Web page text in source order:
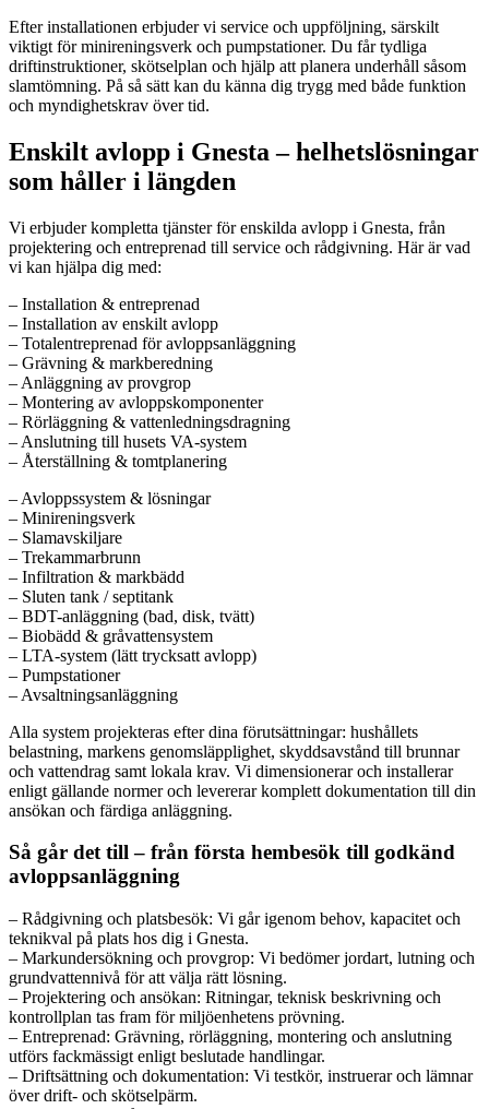
Efter installationen erbjuder vi service och uppföljning, särskilt
viktigt för minireningsverk och pumpstationer. Du får tydliga
driftinstruktioner, skötselplan och hjälp att planera underhåll såsom
slamtömning. På så sätt kan du känna dig trygg med både funktion
och myndighetskrav över tid.
Enskilt avlopp i Gnesta – helhetslösningar
som håller i längden
Vi erbjuder kompletta tjänster för enskilda avlopp i Gnesta, från
projektering och entreprenad till service och rådgivning. Här är vad
vi kan hjälpa dig med:
– Installation & entreprenad
– Installation av enskilt avlopp
– Totalentreprenad för avloppsanläggning
– Grävning & markberedning
– Anläggning av provgrop
– Montering av avloppskomponenter
– Rörläggning & vattenledningsdragning
– Anslutning till husets VA-system
– Återställning & tomtplanering
– Avloppssystem & lösningar
– Minireningsverk
– Slamavskiljare
– Trekammarbrunn
– Infiltration & markbädd
– Sluten tank / septitank
– BDT-anläggning (bad, disk, tvätt)
– Biobädd & gråvattensystem
– LTA-system (lätt trycksatt avlopp)
– Pumpstationer
– Avsaltningsanläggning
Alla system projekteras efter dina förutsättningar: hushållets
belastning, markens genomsläpplighet, skyddsavstånd till brunnar
och vattendrag samt lokala krav. Vi dimensionerar och installerar
enligt gällande normer och levererar komplett dokumentation till din
ansökan och färdiga anläggning.
Så går det till – från första hembesök till godkänd
avloppsanläggning
– Rådgivning och platsbesök: Vi går igenom behov, kapacitet och
teknikval på plats hos dig i Gnesta.
– Markundersökning och provgrop: Vi bedömer jordart, lutning och
grundvattennivå för att välja rätt lösning.
– Projektering och ansökan: Ritningar, teknisk beskrivning och
kontrollplan tas fram för miljöenhetens prövning.
– Entreprenad: Grävning, rörläggning, montering och anslutning
utförs fackmässigt enligt beslutade handlingar.
– Driftsättning och dokumentation: Vi testkör, instruerar och lämnar
över drift- och skötselpärm.